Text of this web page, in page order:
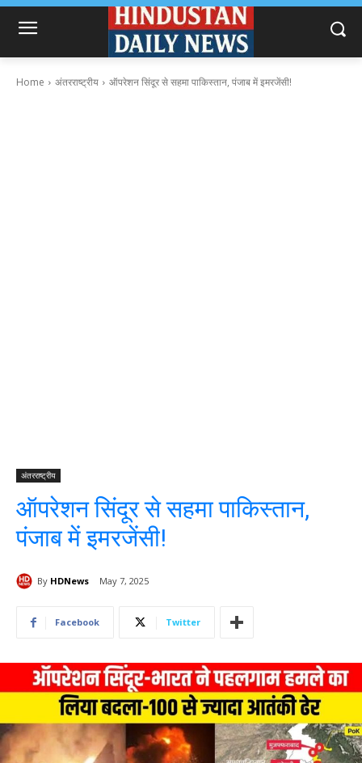
Home अंतरराष्ट्रीय ऑपरेशन सिंदूर से सहमा पाकिस्तान, पंजाब में इमरजेंसी!
अंतरराष्ट्रीय
ऑपरेशन सिंदूर से सहमा पाकिस्तान,
पंजाब में इमरजेंसी!
By HDNews May 7, 2025
Facebook Twitter